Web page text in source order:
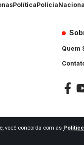
você concorda com as
PolíticaPolícia
Quem
AM © 2024. Todos os